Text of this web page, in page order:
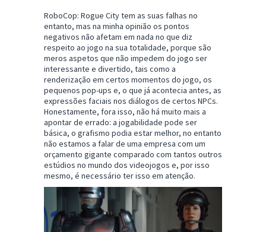
RoboCop: Rogue City tem as suas falhas no
entanto, mas na minha opinião os pontos
negativos não afetam em nada no que diz
respeito ao jogo na sua totalidade, porque são
meros aspetos que não impedem do jogo ser
interessante e divertido, tais como a
renderização em certos momentos do jogo, os
pequenos pop-ups e, o que já acontecia antes, as
expressões faciais nos diálogos de certos NPCs.
Honestamente, fora isso, não há muito mais a
apontar de errado: a jogabilidade pode ser
básica, o grafismo podia estar melhor, no entanto
não estamos a falar de uma empresa com um
orçamento gigante comparado com tantos outros
estúdios no mundo dos videojogos e, por isso
mesmo, é necessário ter isso em atenção.